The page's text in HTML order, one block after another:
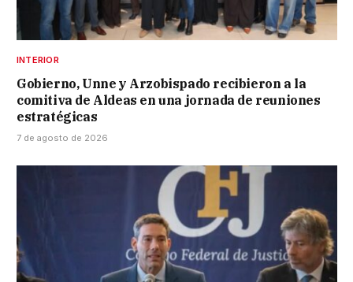
INTERIOR
Gobierno, Unne y Arzobispado recibieron a la
comitiva de Aldeas en una jornada de reuniones
estratégicas
7 de agosto de 2026